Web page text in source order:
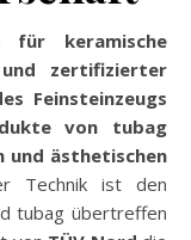
für keramische
zertifizierter
Feinsteinzeugs
von tubag
und ästhetischen
Technik ist den
tubag übertreffen